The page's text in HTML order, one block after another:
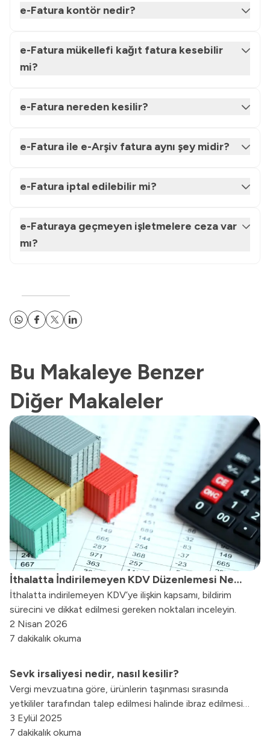
e-Fatura kontör nedir?
e-Fatura mükellefi kağıt fatura kesebilir
mi?
e-Fatura nereden kesilir?
e-Fatura ile e-Arşiv fatura aynı şey midir?
e-Fatura iptal edilebilir mi?
e-Faturaya geçmeyen işletmelere ceza var
mı?
Bu Makaleye Benzer
Diğer Makaleler
İthalatta İndirilemeyen KDV Düzenlemesi Ne
Anlama Geliyor? Kritik Noktalar Nelerdir?
İthalatta indirilemeyen KDV’ye ilişkin kapsamı, bildirim
sürecini ve dikkat edilmesi gereken noktaları inceleyin.
2 Nisan 2026
7 dakikalık okuma
Sevk irsaliyesi nedir, nasıl kesilir?
Vergi mevzuatına göre, ürünlerin taşınması sırasında
yetkililer tarafından talep edilmesi halinde ibraz edilmesi
gereken bu belgeler, herhangi bir cezai yaptırımla
karşılaşmamak için eksiksiz ve doğru bilgilerle
3 Eylül 2025
7 dakikalık okuma